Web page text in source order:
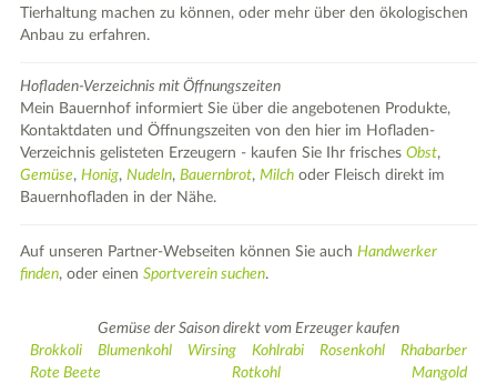
Tierhaltung machen zu können, oder mehr über den ökologischen
Anbau zu erfahren.
Hofladen-Verzeichnis mit Öffnungszeiten
Mein Bauernhof informiert Sie über die angebotenen Produkte,
Kontaktdaten und Öffnungszeiten von den hier im Hofladen-
Verzeichnis gelisteten Erzeugern - kaufen Sie Ihr frischesObst,
Gemüse,Honig,Nudeln,Bauernbrot,Milch oder Fleisch direkt im
Bauernhofladen in der Nähe.
Auf unseren Partner-Webseiten können Sie auchHandwerker
finden, oder einenSportverein suchen.
Gemüse der Saison direkt vom Erzeuger kaufen
Brokkoli
Blumenkohl Wirsing Kohlrabi Rosenkohl
Rhabarber
Rote Beete
Rotkohl Mangold